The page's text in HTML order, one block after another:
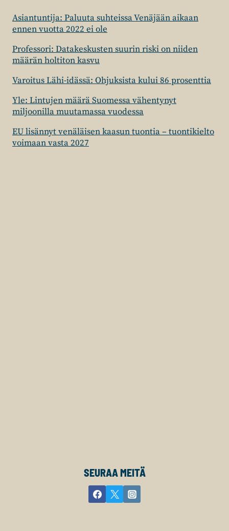
Asiantuntija: Paluuta suhteissa Venäjään aikaan
ennen vuotta 2022 ei ole
Professori: Datakeskusten suurin riski on niiden
määrän holtiton kasvu
Varoitus Lähi-idässä: Ohjuksista kului 86 prosenttia
Yle: Lintujen määrä Suomessa vähentynyt
miljoonilla muutamassa vuodessa
EU lisännyt venäläisen kaasun tuontia – tuontikielto
voimaan vasta 2027
SEURAA MEITÄ